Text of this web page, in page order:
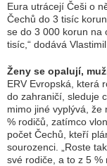
Eura utrácejí Češi o
Čechů do 3 tisíc
se do 3 000 korun na
tisíc ,“ dodává
Ženy se opalují,
ERV Evropská, která
do zahraničí, sleduje
mimo jiné vyplývá, že
% rodičů, zatímco
počet Čechů, kteří
sourozenci. „ Roste
své rodiče, a to z 5 %